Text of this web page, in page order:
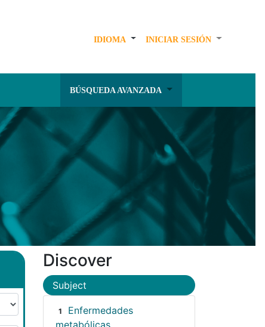
IDIOMA INICIAR SESIÓN
BÚSQUEDA AVANZADA
Discover
Subject
1
Enfermedades
metabólicas